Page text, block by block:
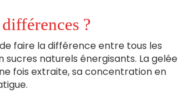
?
faire la différence entre tous les
naturels énergisants. La gelée
fois extraite, sa concentration en